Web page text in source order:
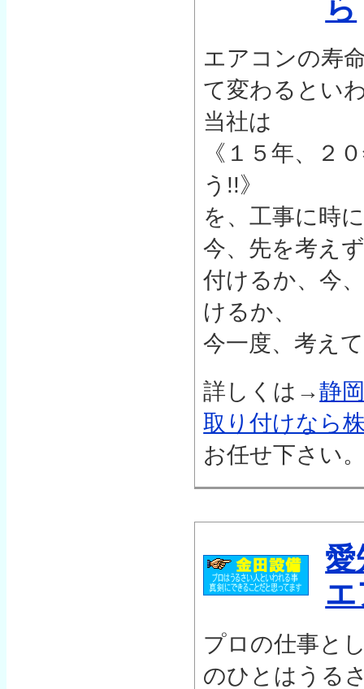
ら
エアコンの寿
て変わるとい
当社は
《１５年、２
う!!》
を、工事に時
今、先を考え
付けるか、今
けるか、
今一度、考え
詳しくは→静
取り付けなら
お任せ下さい
愛
プロの仕事と
のひとはうる